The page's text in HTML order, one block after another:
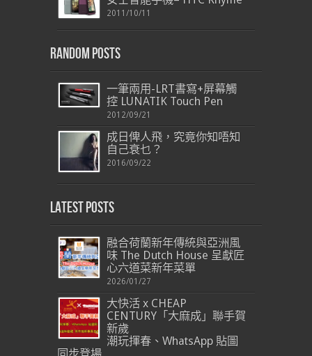
2011/10/11
Random Posts
一筆兩用-LRT書寫+屏幕觸
控 LUNATIK Touch Pen
2012/09/21
成日俾人飛，究竟你知唔知
自己衰乜？
2016/09/22
Latest Posts
融合荷蘭新年傳統與亞洲風
味 The Dutch House 呈獻匠
心六道菜新年菜單
2026/01/27
大快活 x CHEAP
CENTURY「大麻成」聯手賀
新歲
潮玩揮春、WhatsApp 貼圖